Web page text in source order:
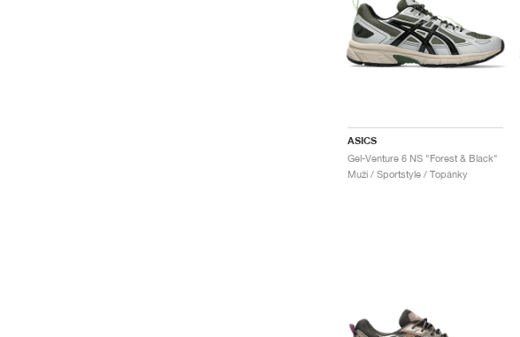
ASICS
Gel-Venture 6 NS "Forest & Black"
Muži / Sportstyle / Topánky